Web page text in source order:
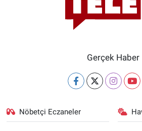
Gerçek Haber
Nöbetçi Eczaneler